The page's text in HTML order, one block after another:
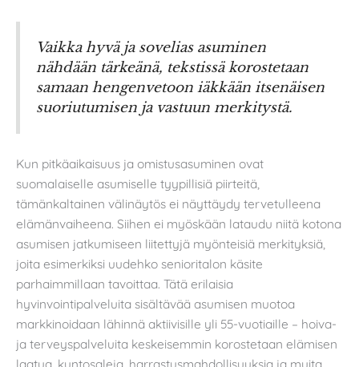
Vaikka hyvä ja sovelias asuminen
nähdään tärkeänä, tekstissä korostetaan
samaan hengenvetoon iäkkään itsenäisen
suoriutumisen ja vastuun merkitystä.
Kun pitkäaikaisuus ja omistusasuminen ovat
suomalaiselle asumiselle tyypillisiä piirteitä,
tämänkaltainen välinäytös ei näyttäydy tervetulleena
elämänvaiheena. Siihen ei myöskään lataudu niitä kotona
asumisen jatkumiseen liitettyjä myönteisiä merkityksiä,
joita esimerkiksi uudehko senioritalon käsite
parhaimmillaan tavoittaa. Tätä erilaisia
hyvinvointipalveluita sisältävää asumisen muotoa
markkinoidaan lähinnä aktiivisille yli 55-vuotiaille – hoiva-
ja terveyspalveluita keskeisemmin korostetaan elämisen